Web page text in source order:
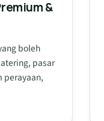
&
boleh
pasar
perayaan,